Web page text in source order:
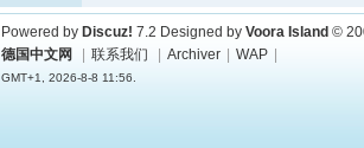
Powered by Discuz! 7.2 Designed by Voora Island ©
德国中文网
联系我们 Archiver WAP
GMT+1, 2026-8-8 11:56.